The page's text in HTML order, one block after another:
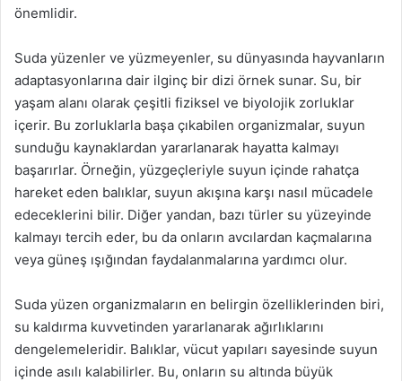
önemlidir.
Suda yüzenler ve yüzmeyenler, su dünyasında hayvanların
adaptasyonlarına dair ilginç bir dizi örnek sunar. Su, bir
yaşam alanı olarak çeşitli fiziksel ve biyolojik zorluklar
içerir. Bu zorluklarla başa çıkabilen organizmalar, suyun
sunduğu kaynaklardan yararlanarak hayatta kalmayı
başarırlar. Örneğin, yüzgeçleriyle suyun içinde rahatça
hareket eden balıklar, suyun akışına karşı nasıl mücadele
edeceklerini bilir. Diğer yandan, bazı türler su yüzeyinde
kalmayı tercih eder, bu da onların avcılardan kaçmalarına
veya güneş ışığından faydalanmalarına yardımcı olur.
Suda yüzen organizmaların en belirgin özelliklerinden biri,
su kaldırma kuvvetinden yararlanarak ağırlıklarını
dengelemeleridir. Balıklar, vücut yapıları sayesinde suyun
içinde asılı kalabilirler. Bu, onların su altında büyük